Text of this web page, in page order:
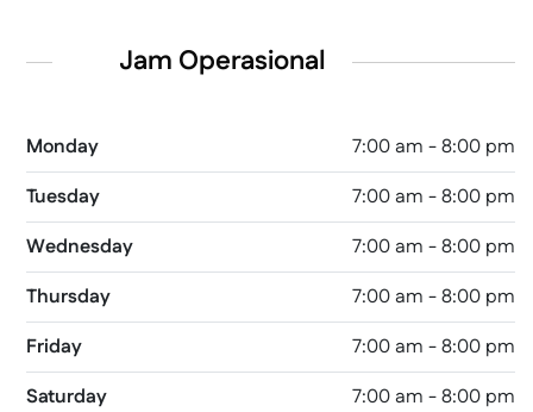
Jam Operasional
Monday
7:00 am - 8:00 pm
Tuesday
7:00 am - 8:00 pm
Wednesday
7:00 am - 8:00 pm
Thursday
7:00 am - 8:00 pm
Friday
7:00 am - 8:00 pm
Saturday
7:00 am - 8:00 pm